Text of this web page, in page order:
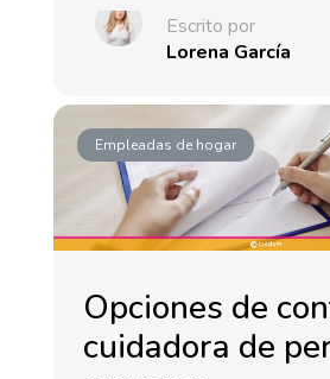
Escrito por
Lorena García
Empleadas de hogar
Opciones de
cuidadora de